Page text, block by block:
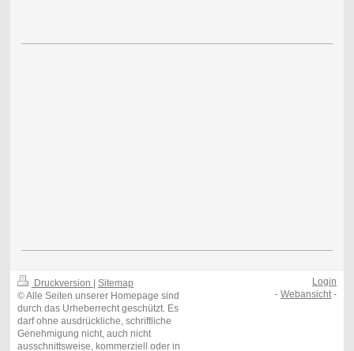
Druckversion | Sitemap
© Alle Seiten unserer Homepage sind
durch das Urheberrecht geschützt. Es
darf ohne ausdrückliche, schriftliche
Genehmigung nicht, auch nicht
ausschnittsweise, kommerziell oder in
Login
-Webansicht -